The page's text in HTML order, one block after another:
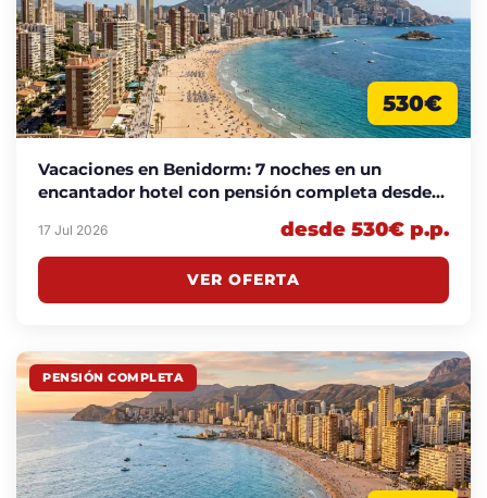
530€
Vacaciones en Benidorm: 7 noches en un
encantador hotel con pensión completa desde
17 Jul 2026 desde 530€ p.p.
VER OFERTA
PENSIÓN COMPLETA